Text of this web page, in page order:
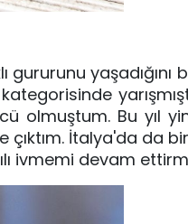
yaşadığını
Bu yıl
İtalya'da da
ivmemi devam